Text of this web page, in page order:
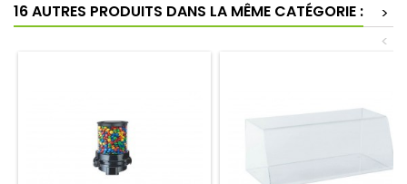
16 AUTRES PRODUITS DANS LA MÊME CATÉGORIE :
>
<